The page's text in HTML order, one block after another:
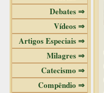
Debates ⇒
Vídeos ⇒
Artigos Especiais ⇒
Milagres ⇒
Catecismo ⇒
Compêndio ⇒